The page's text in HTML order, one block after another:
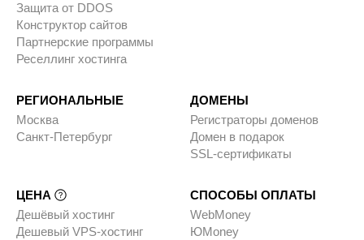
Защита от DDOS
Конструктор сайтов
Партнерские программы
Реселлинг хостинга
РЕГИОНАЛЬНЫЕ
Москва
Санкт-Петербург
ДОМЕНЫ
Регистраторы доменов
Домен в подарок
SSL-сертификаты
ЦЕНА
Дешёвый хостинг
Дешевый VPS-хостинг
СПОСОБЫ ОПЛАТЫ
WebMoney
ЮMoney